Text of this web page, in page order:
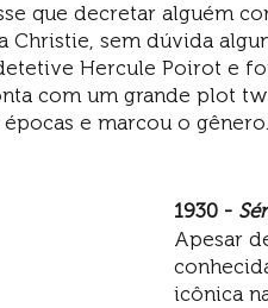
que decretar alguém
Christie, sem dúvida
Hercule Poirot e
com um grande plot
e marcou o gênero.
1930 -
Apesar
icônica